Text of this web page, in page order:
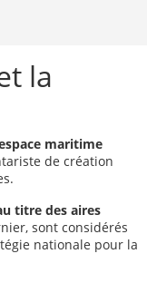
la
maritime
de création
titre des aires
sont considérés
nationale pour la